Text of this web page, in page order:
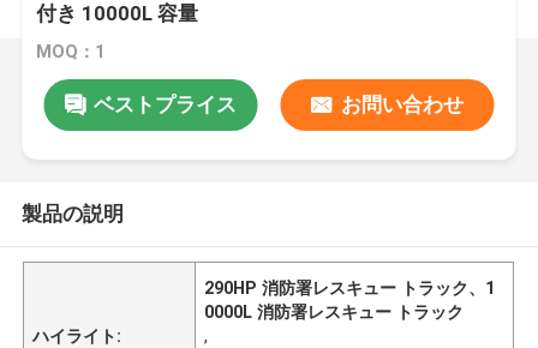
付き 10000L 容量
MOQ：1
ベストプライス お問い合わせ
製品の説明
ハイライト:
290HP 消防署レスキュー トラック、1
0000L 消防署レスキュー トラック
,